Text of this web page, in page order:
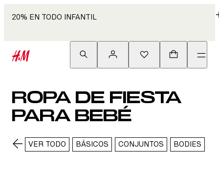
20% EN TODO INFANTIL
ROPA DE FIESTA
PARA BEBÉ
VER TODO BÁSICOS CONJUNTOS BODIES